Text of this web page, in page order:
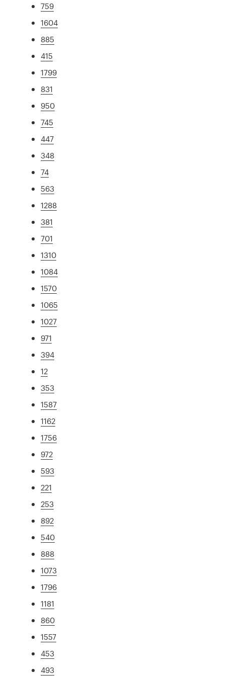
759
1604
885
415
1799
831
950
745
447
348
74
563
1288
381
701
1310
1084
1570
1065
1027
971
394
12
353
1587
1162
1756
972
593
221
253
892
540
888
1073
1796
1181
860
1557
453
493